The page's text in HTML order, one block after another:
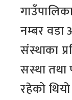
नम्बर वडा
संस्थाका
सस्था तथा
रहेको थियो